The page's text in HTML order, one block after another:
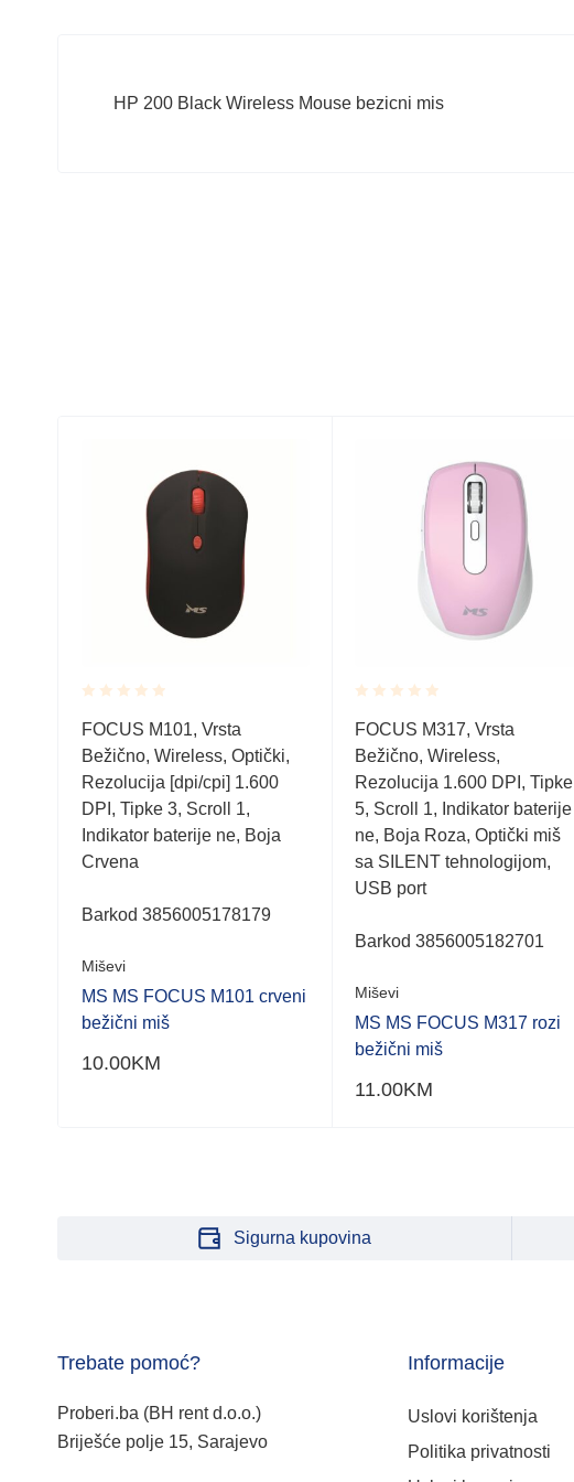
HP 200 Black Wireless Mouse bezicni mis
Rated
0.001
out
of
5
FOCUS M101, Vrsta
Bežično, Wireless, Optički,
Rezolucija [dpi/cpi] 1.600
DPI, Tipke 3, Scroll 1,
Indikator baterije ne, Boja
Crvena
Barkod 3856005178179
Miševi
MS MS FOCUS M101 crveni
bežični miš
10.00KM
Rated
0.001
out
of
5
FOCUS M317, Vrsta
Bežično, Wireless,
Rezolucija 1.600 DPI, Tipke
5, Scroll 1, Indikator baterije
ne, Boja Roza, Optički miš
sa SILENT tehnologijom,
USB port
Barkod 3856005182701
Miševi
MS MS FOCUS M317 rozi
bežični miš
11.00KM
Sigurna kupovina
Trebate pomoć?
Proberi.ba (BH rent d.o.o.)
Briješće polje 15, Sarajevo
Informacije
Uslovi korištenja
Politika privatnosti